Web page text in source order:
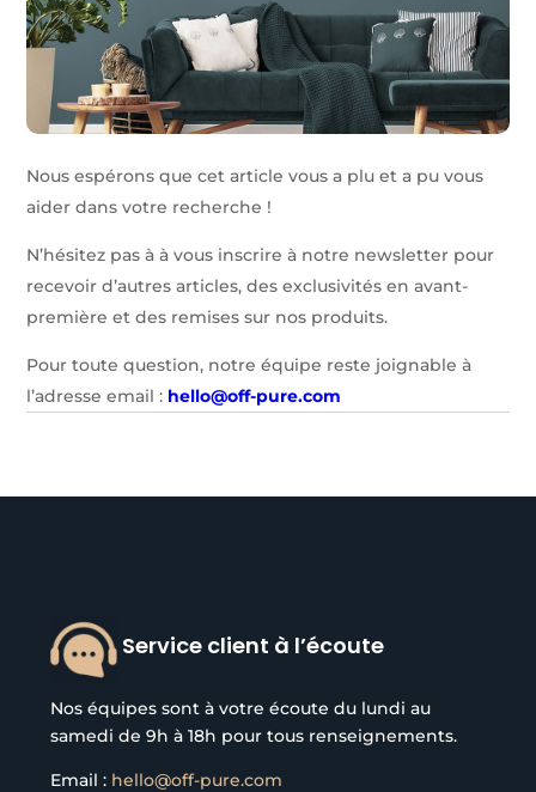
Nous espérons que cet article vous a plu et a pu vous
aider dans votre recherche !
N’hésitez pas à à vous inscrire à notre newsletter pour
recevoir d’autres articles, des exclusivités en avant-
première et des remises sur nos produits.
Pour toute question, notre équipe reste joignable à
l’adresse email : hello@off-pure.com
Service client à l’écoute
Nos équipes sont à votre écoute du lundi au
samedi de 9h à 18h pour tous renseignements.
Email : hello@off-pure.com